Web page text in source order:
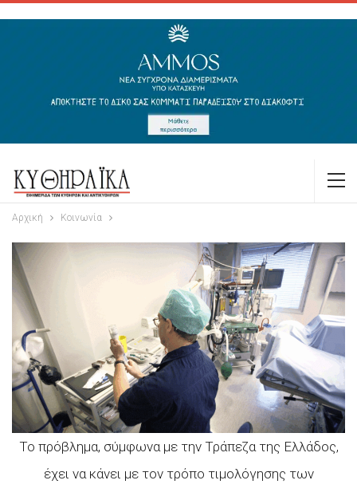
Αρχική Κοινωνία
Το πρόβλημα, σύμφωνα με την Τράπεζα της Ελλάδος,
έχει να κάνει με τον τρόπο τιμολόγησης των